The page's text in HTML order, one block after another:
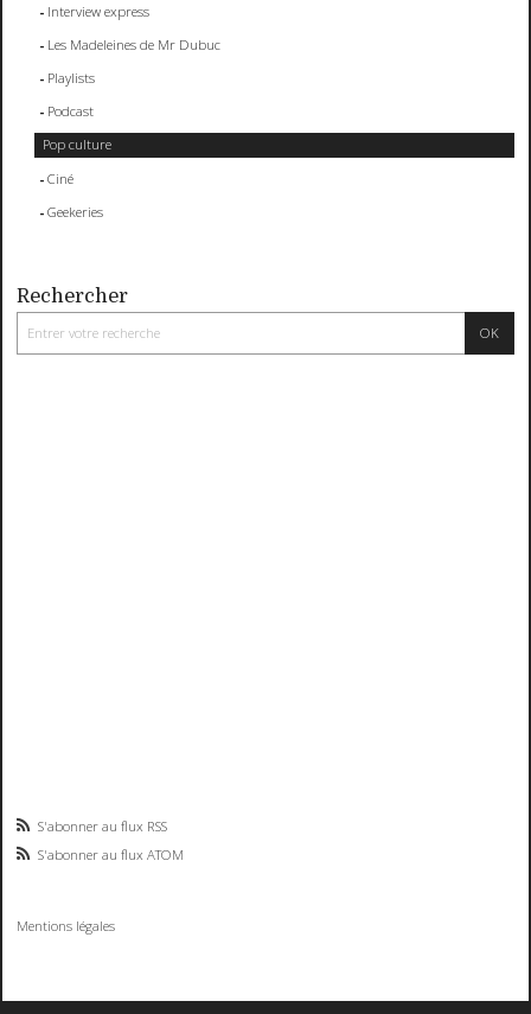
Interview express
Les Madeleines de Mr Dubuc
Playlists
Podcast
Pop culture
Ciné
Geekeries
Rechercher
S'abonner au flux RSS
S'abonner au flux ATOM
Mentions légales